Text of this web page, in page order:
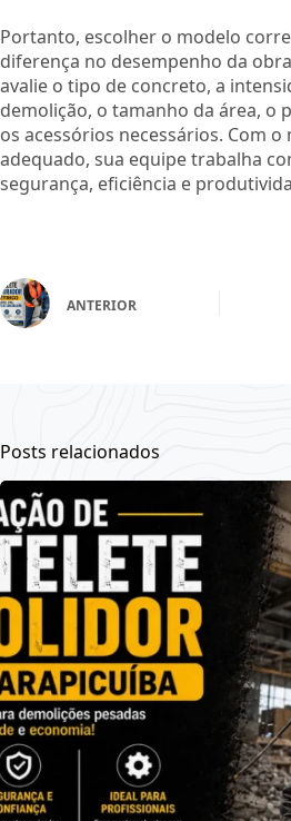
Portanto, escolher o modelo
diferença no desempenho da
avalie o tipo de concreto, a
demolição, o tamanho da área, o
os acessórios necessários. Com
adequado, sua equipe trabalha
segurança, eficiência e
ANTERIOR
Posts relacionados